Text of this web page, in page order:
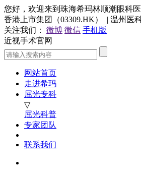
您好，欢迎来到珠海希玛林顺潮眼科
香港上市集团（03309.HK） | 温州医
关注我们：
微博 微信 手机版
近视手术官网
网站首页
走进希玛
屈光专科
▽
屈光科普
专家团队
联系我们